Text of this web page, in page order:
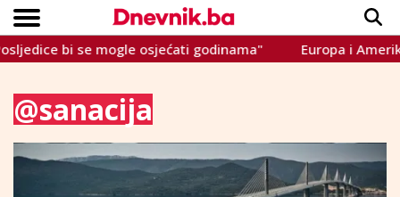
VIJESTI
SPORT
INTERVIEW
TEME
CRNA KRONIKA
LIFESTYLE
Copyright © Dnevnik.ba 2023.
bi se mogle osjećati godinama" Europa i Amerika
@sanacija